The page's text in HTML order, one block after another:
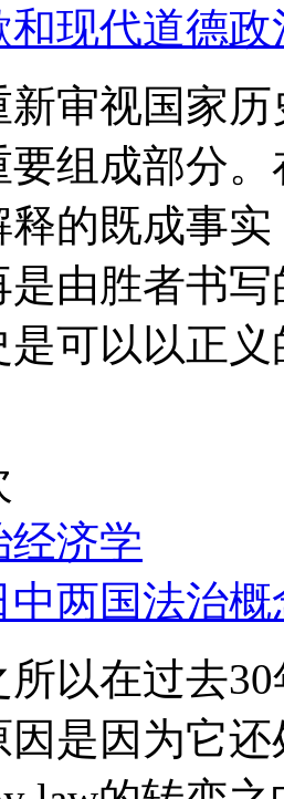
现代道德政
审视国家
要组成部分
的既成事
由胜者书
是可以以正
经济学
两国法治概
所以在过去
是因为它